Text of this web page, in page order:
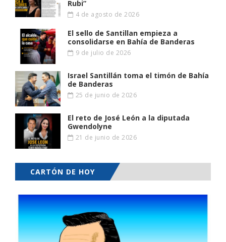
Rubi”
4 de agosto de 2026
El sello de Santillan empieza a
consolidarse en Bahía de Banderas
9 de julio de 2026
Israel Santillán toma el timón de Bahía
de Banderas
25 de junio de 2026
El reto de José León a la diputada
Gwendolyne
21 de junio de 2026
CARTÓN DE HOY